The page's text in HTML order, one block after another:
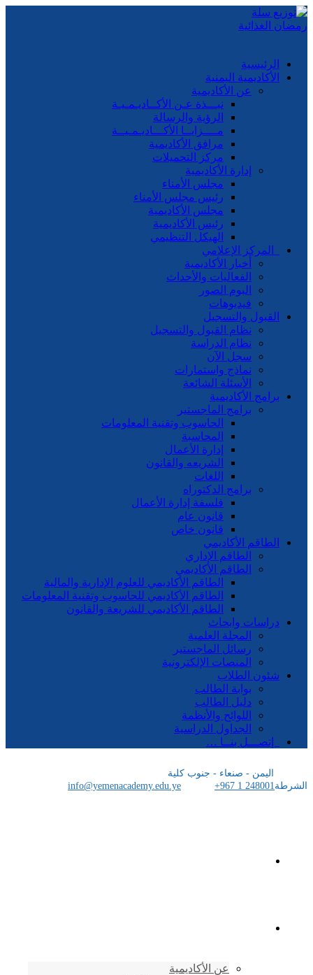
الرئيسية
الأكاديمية اليمنية
عن الأكاديمية
نبـــذة عـن الأكــاديـمـيـة
الرؤية والرسالة
مــــزايــا الأكـــاديـمـيــة
مرافق الأكاديمية
مركز التحميلات
إدارة الأكاديمية
مجلس الأمناء
رئيس مجلس الأمناء
مجلس الأكاديمية
رئيس الأكاديمية
الهيكل التنظيمي
المركز الإعلامي
أخبار الأكاديمية
الفعاليات والأحداث
البوم الصور
فيديوهات
القبول والتسجيل
نظام القبول والتسجيل
نظام الدراسة
سجل الآن
نماذج واستمارات
الأسئلة الشائعة
برامج الأكاديمية
برامج الماجستير
الحاسوب وتقنية المعلومات
المحاسبة
إدارة الأعمال
الشريعه والقانون
اللغات
برامج الدكتوراه
فلسفة إدارة الأعمال
قانون عام
قانون خاص
الطاقم الأكاديمي
الطاقم الإداري
الطاقم الأكاديمي
الطاقم الأكاديمي للعلوم الإدارية والمالية
الطاقم الأكاديمي للحاسوب وتقنية المعلومات
الطاقم الأكاديمي للشريعة والقانون
دراسات وابحاث
المجلة العلمية
رسائل الماجستير
المنصات الإلكترونية
شئون الطلاب
بوابة الطالب
دليل الطالب
اللوائح والأنظمة
الجداول الدراسية
إتصـــل بنــا …
اليمن - صنعاء - جنوب كلية
الشرطة
info@yemenacademy.edu.ye +967 1 248001
عن الأكاديمية